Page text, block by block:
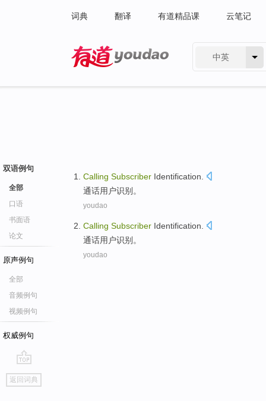
词典 翻译 有道精品课 云笔记
中英
双语例句
全部
口语
书面语
论文
原声例句
全部
音频例句
视频例句
权威例句
go
top
返回词典
Calling Subscriber Identification
通话用户识别 。
youdao
Calling Subscriber Identification
通话用户识别 。
youdao